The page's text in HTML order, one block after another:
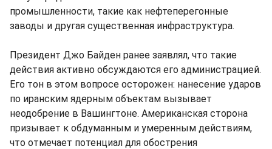
промышленности, такие как нефтеперегонные
заводы и другая существенная инфраструктура.
Президент Джо Байден ранее заявлял, что такие
действия активно обсуждаются его администрацией.
Его тон в этом вопросе осторожен: нанесение ударов
по иранским ядерным объектам вызывает
неодобрение в Вашингтоне. Американская сторона
призывает к обдуманным и умеренным действиям,
что отмечает потенциал для обострения